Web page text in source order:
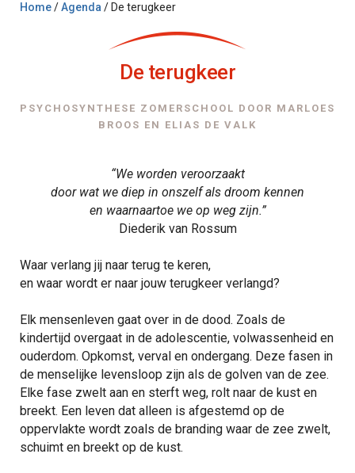
Home/Agenda/ De terugkeer
De terugkeer
PSYCHOSYNTHESE ZOMERSCHOOL DOOR MARLOES
BROOS EN ELIAS DE VALK
“We worden veroorzaakt
door wat we diep in onszelf als droom kennen
en waarnaartoe we op weg zijn.”
Diederik van Rossum
Waar verlang jij naar terug te keren,
en waar wordt er naar jouw terugkeer verlangd?
Elk mensenleven gaat over in de dood. Zoals de
kindertijd overgaat in de adolescentie, volwassenheid en
ouderdom. Opkomst, verval en ondergang. Deze fasen in
de menselijke levensloop zijn als de golven van de zee.
Elke fase zwelt aan en sterft weg, rolt naar de kust en
breekt. Een leven dat alleen is afgestemd op de
oppervlakte wordt zoals de branding waar de zee zwelt,
schuimt en breekt op de kust.